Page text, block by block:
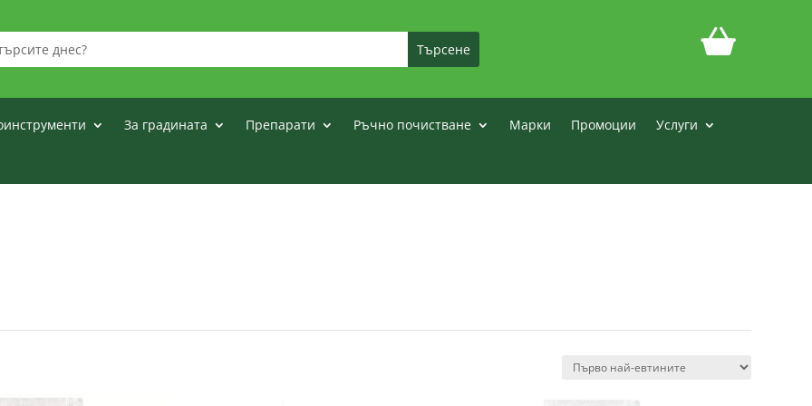
За градината Препарати Ръчно почистване Марки Промоции
Услуги